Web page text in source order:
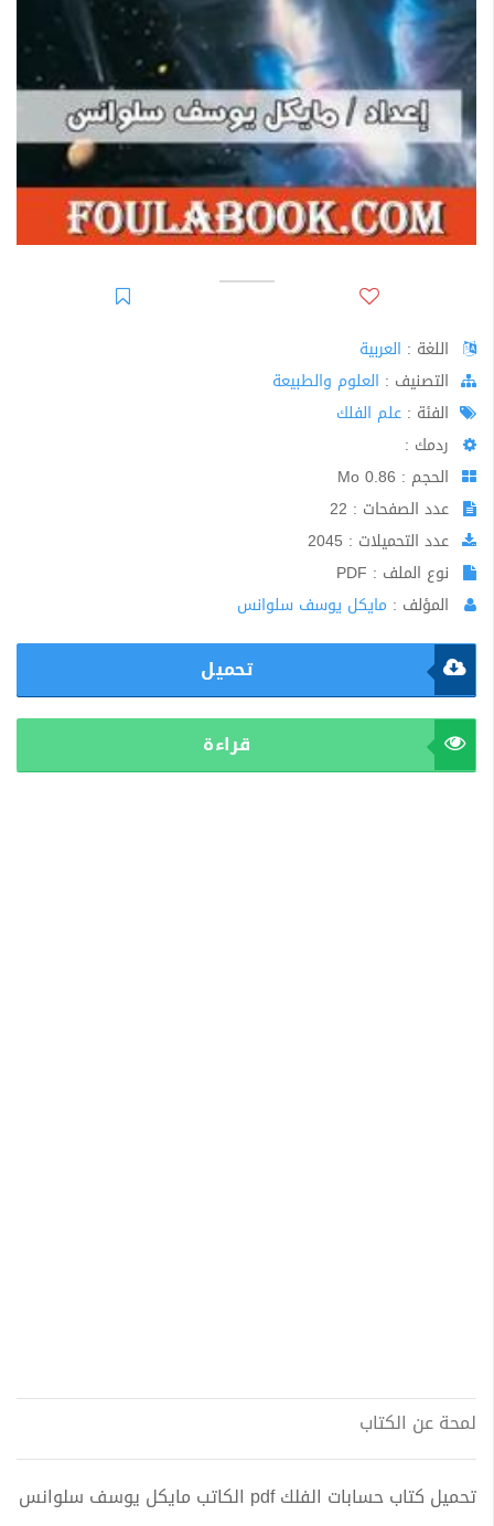
اللغة : العربية
اﻟﺘﺼﻨﻴﻒ : العلوم والطبيعة
الفئة : علم الفلك
ردمك :
الحجم : 0.86 Mo
عدد الصفحات : 22
عدد التحميلات : 2045
نوع الملف : PDF
المؤلف : مايكل يوسف سلوانس
تحميل
قراءة
لمحة عن الكتاب
تحميل كتاب حسابات الفلك pdf الكاتب مايكل يوسف سلوانس